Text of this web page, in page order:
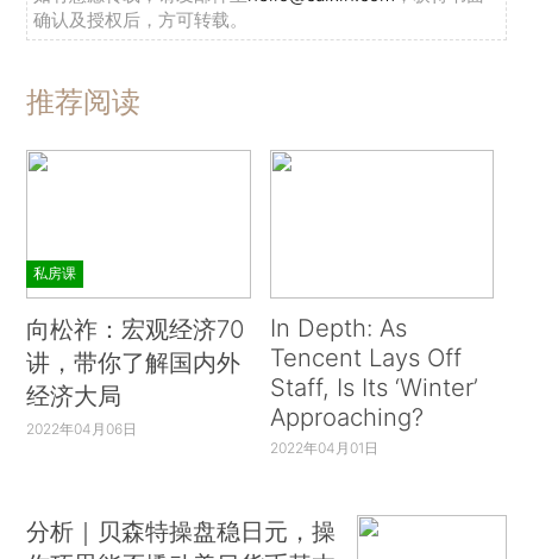
确认及授权后，方可转载。
推荐阅读
私房课
向松祚：宏观经济70
讲，带你了解国内外
经济大局
2022年04月06日
In Depth: As
Tencent Lays Off
Staff, Is Its ‘Winter’
Approaching?
2022年04月01日
分析｜贝森特操盘稳日元，操